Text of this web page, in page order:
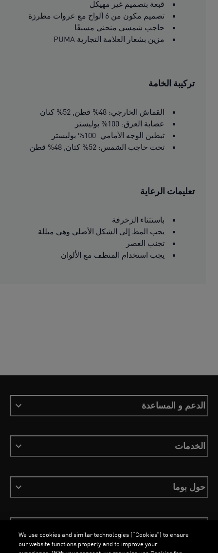
قبعة بتصميم غير مهيكل
تصميم مكون من 6 ألواح مع عروات مطرزة
حاجب شمسي منحني مسبقًا
مزين بشعار العلامة التجارية PUMA
تركيبة الخامة
القماش الخارجي: 48% قطن, 52% كتان
عصابة العرق: 100% بوليستر
تبطين الوجه الأمامي: 100% بوليستر
تحت حاجب الشمس: 52% كتان, 48% قطن
تعليمات الرعاية
باستثناء الزخرفة
يجب المط إلى الشكل الأصلي وهي مبللة
تجنب العصر
يجب استخدام المنظف مع الألوان
الدعم و المساعدة
الخدمات
حول بوما
We use cookies and similar technologies (“Cookies”) to ensure
our website functions properly and to improve your